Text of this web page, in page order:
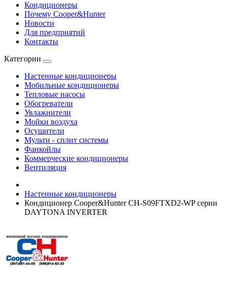
Кондиционеры
Почему Cooper&Hunter
Новости
Для предприятий
Контакты
Категории
Настенные кондиционеры
Мобильные кондиционеры
Тепловые насосы
Обогреватели
Увлажнители
Мойки воздуха
Осушители
Мульти - сплит системы
Фанкойлы
Коммерческие кондиционеры
Вентиляция
Настенные кондиционеры
Кондиционер Cooper&Hunter CH-S09FTXD2-WP серии
DAYTONA INVERTER